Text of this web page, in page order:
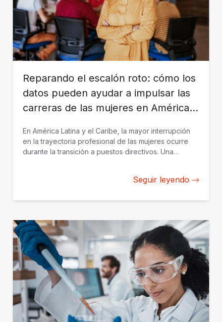
Reparando el escalón roto: cómo los
datos pueden ayudar a impulsar las
carreras de las mujeres en América
En América Latina y el Caribe, la mayor interrupción
en la trayectoria profesional de las mujeres ocurre
durante la transición a puestos directivos. Una
a gran escala del mercado laboral para identificar
Seguir leyendo